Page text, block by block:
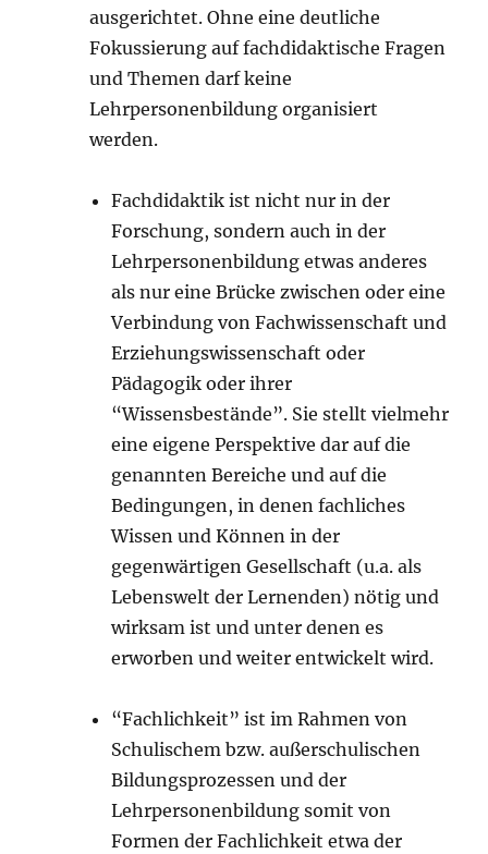
ausgerichtet. Ohne eine deutliche
Fokussierung auf fachdidaktische Fragen
und Themen darf keine
Lehrpersonenbildung organisiert
werden.
Fachdidaktik ist nicht nur in der
Forschung, sondern auch in der
Lehrpersonenbildung etwas anderes
als nur eine Brücke zwischen oder eine
Verbindung von Fachwissenschaft und
Erziehungswissenschaft oder
Pädagogik oder ihrer
“Wissensbestände”. Sie stellt vielmehr
eine eigene Perspektive dar auf die
genannten Bereiche und auf die
Bedingungen, in denen fachliches
Wissen und Können in der
gegenwärtigen Gesellschaft (u.a. als
Lebenswelt der Lernenden) nötig und
wirksam ist und unter denen es
erworben und weiter entwickelt wird.
“Fachlichkeit” ist im Rahmen von
Schulischem bzw. außerschulischen
Bildungsprozessen und der
Lehrpersonenbildung somit von
Formen der Fachlichkeit etwa der